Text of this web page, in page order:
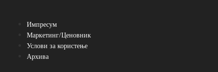
Импресум
Маркетинг/Ценовник
Услови за користење
Архива